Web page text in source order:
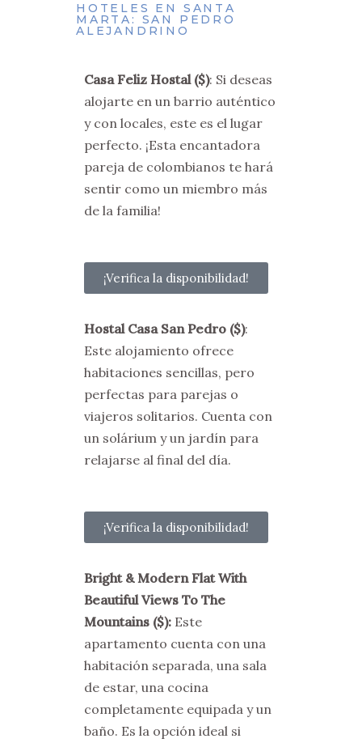
HOTELES EN SANTA
MARTA: SAN PEDRO
ALEJANDRINO
Casa Feliz Hostal ($): Si deseas
alojarte en un barrio auténtico
y con locales, este es el lugar
perfecto. ¡Esta encantadora
pareja de colombianos te hará
sentir como un miembro más
de la familia!
¡Verifica la disponibilidad!
Hostal Casa San Pedro ($):
Este alojamiento ofrece
habitaciones sencillas, pero
perfectas para parejas o
viajeros solitarios. Cuenta con
un solárium y un jardín para
relajarse al final del día.
¡Verifica la disponibilidad!
Bright & Modern Flat With
Beautiful Views To The
Mountains ($): Este
apartamento cuenta con una
habitación separada, una sala
de estar, una cocina
completamente equipada y un
baño. Es la opción ideal si